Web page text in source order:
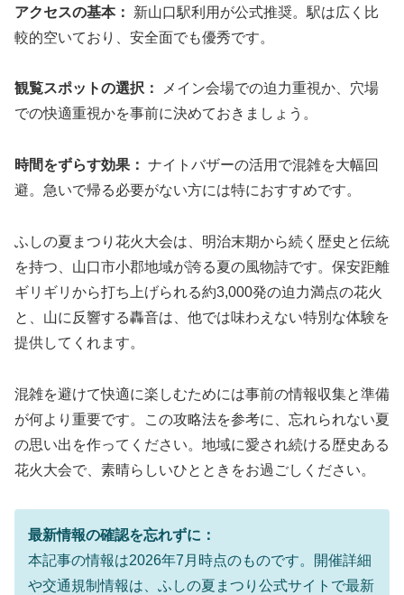
アクセスの基本：
新山口駅利用が公式推奨。駅は広く比
較的空いており、安全面でも優秀です。
観覧スポットの選択：
メイン会場での迫力重視か、穴場
での快適重視かを事前に決めておきましょう。
時間をずらす効果： ナイトバザーの活用で混雑を大幅回
避。急いで帰る必要がない方には特におすすめです。
ふしの夏まつり花火大会は、明治末期から続く歴史と伝統
を持つ、山口市小郡地域が誇る夏の風物詩です。保安距離
ギリギリから打ち上げられる約3,000発の迫力満点の花火
と、山に反響する轟音は、他では味わえない特別な体験を
提供してくれます。
混雑を避けて快適に楽しむためには事前の情報収集と準備
が何より重要です。この攻略法を参考に、 忘れられない夏
の思い出 を作ってください。地域に愛され続ける歴史ある
花火大会で、素晴らしいひとときをお過ごしください。
最新情報の確認を忘れずに：
本記事の情報は2026年7月時点のものです。開催詳細
や交通規制情報は、 ふしの夏まつり公式サイト で最新